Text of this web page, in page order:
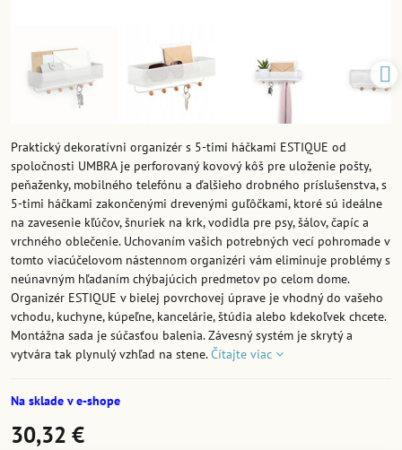
Praktický dekoratívni organizér s 5-timi háčkami ESTIQUE od
spoločnosti UMBRA je perforovaný kovový kôš pre uloženie pošty,
peňaženky, mobilného telefónu a ďalšieho drobného príslušenstva, s
5-timi háčkami zakončenými drevenými guľôčkami, ktoré sú ideálne
na zavesenie kľúčov, šnuriek na krk, vodidla pre psy, šálov, čapíc a
vrchného oblečenie. Uchovaním vašich potrebných vecí pohromade v
tomto viacúčelovom nástennom organizéri vám eliminuje problémy s
neúnavným hľadaním chýbajúcich predmetov po celom dome.
Organizér ESTIQUE v bielej povrchovej úprave je vhodný do vašeho
vchodu, kuchyne, kúpeľne, kancelárie, štúdia alebo kdekoľvek chcete.
Montážna sada je súčasťou balenia. Závesný systém je skrytý a
vytvára tak plynulý vzhľad na stene.Čítajte viac
Na sklade v e-shope
30,32 €